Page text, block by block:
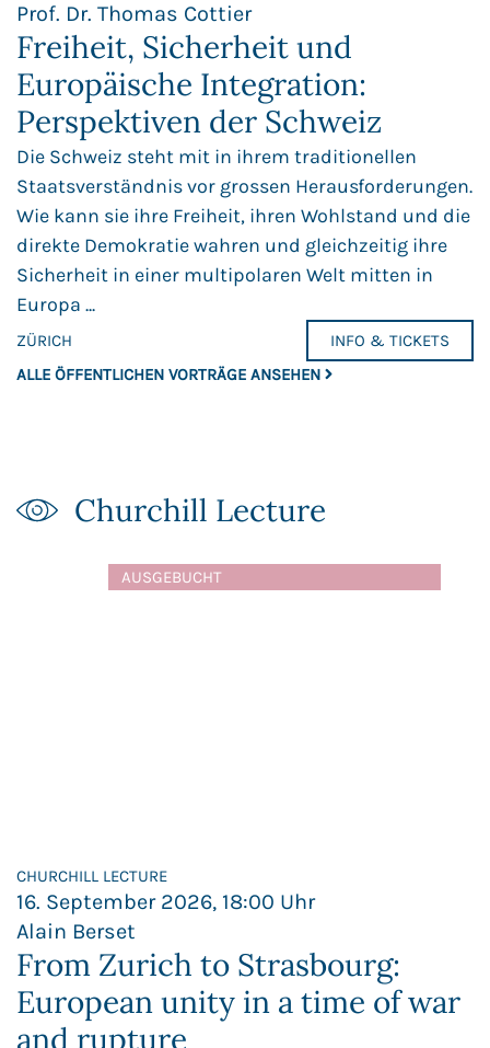
ALLE ÖFFENTLICHEN VORTRÄGE ANSEHEN
Prof. Dr. Thomas Cottier
Freiheit, Sicherheit und
Europäische Integration:
Perspektiven der Schweiz
Die Schweiz steht mit in ihrem traditionellen
Staatsverständnis vor grossen Herausforderungen.
Wie kann sie ihre Freiheit, ihren Wohlstand und die
direkte Demokratie wahren und gleichzeitig ihre
Sicherheit in einer multipolaren Welt mitten in
Europa ...
ZÜRICH INFO & TICKETS
Churchill Lecture​
AUSGEBUCHT
CHURCHILL LECTURE
16. September 2026, 18:00 Uhr
Alain Berset
From Zurich to Strasbourg:
European unity in a time of war
and rupture